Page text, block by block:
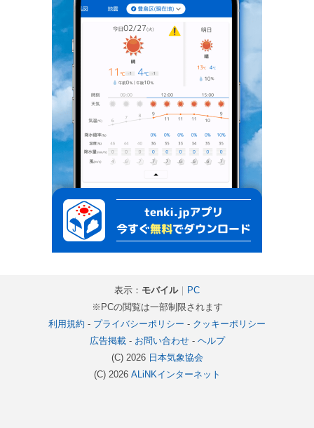
表示： モバイル｜
PC
※PCの閲覧は一部制限されます
利用規約 - プライバシーポリシー - クッキーポリシー
広告掲載- お問い合わせ- ヘルプ
(C) 2026 日本気象協会
(C) 2026 ALiNKインターネット